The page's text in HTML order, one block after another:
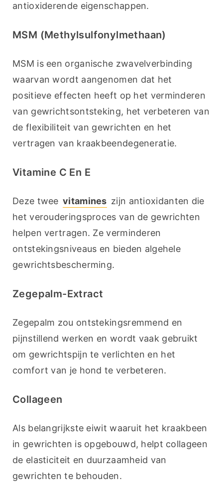
antioxiderende eigenschappen.
MSM (Methylsulfonylmethaan)
MSM is een organische zwavelverbinding
waarvan wordt aangenomen dat het
positieve effecten heeft op het verminderen
van gewrichtsontsteking, het verbeteren van
de flexibiliteit van gewrichten en het
vertragen van kraakbeendegeneratie.
Vitamine C En E
Deze twee vitamines zijn antioxidanten die
het verouderingsproces van de gewrichten
helpen vertragen. Ze verminderen
ontstekingsniveaus en bieden algehele
gewrichtsbescherming.
Zegepalm-Extract
Zegepalm zou ontstekingsremmend en
pijnstillend werken en wordt vaak gebruikt
om gewrichtspijn te verlichten en het
comfort van je hond te verbeteren.
Collageen
Als belangrijkste eiwit waaruit het kraakbeen
in gewrichten is opgebouwd, helpt collageen
de elasticiteit en duurzaamheid van
gewrichten te behouden.